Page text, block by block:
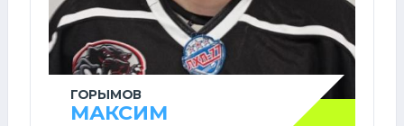
ГОРЫМОВ
МАКСИМ